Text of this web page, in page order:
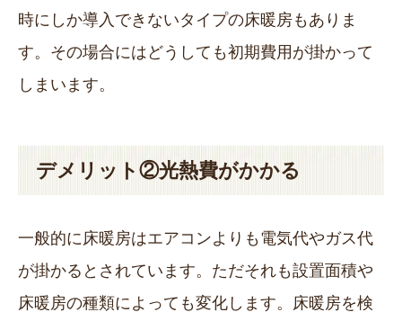
時にしか導入できないタイプの床暖房もありま
す。その場合にはどうしても初期費用が掛かって
しまいます。
デメリット②光熱費がかかる
一般的に床暖房はエアコンよりも電気代やガス代
が掛かるとされています。ただそれも設置面積や
床暖房の種類によっても変化します。床暖房を検